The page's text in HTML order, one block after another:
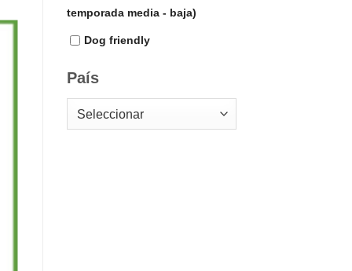
temporada media - baja)
Dog friendly
País